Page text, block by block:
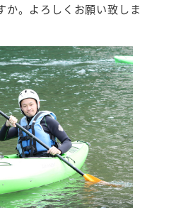
か。よろしくお願い致しま